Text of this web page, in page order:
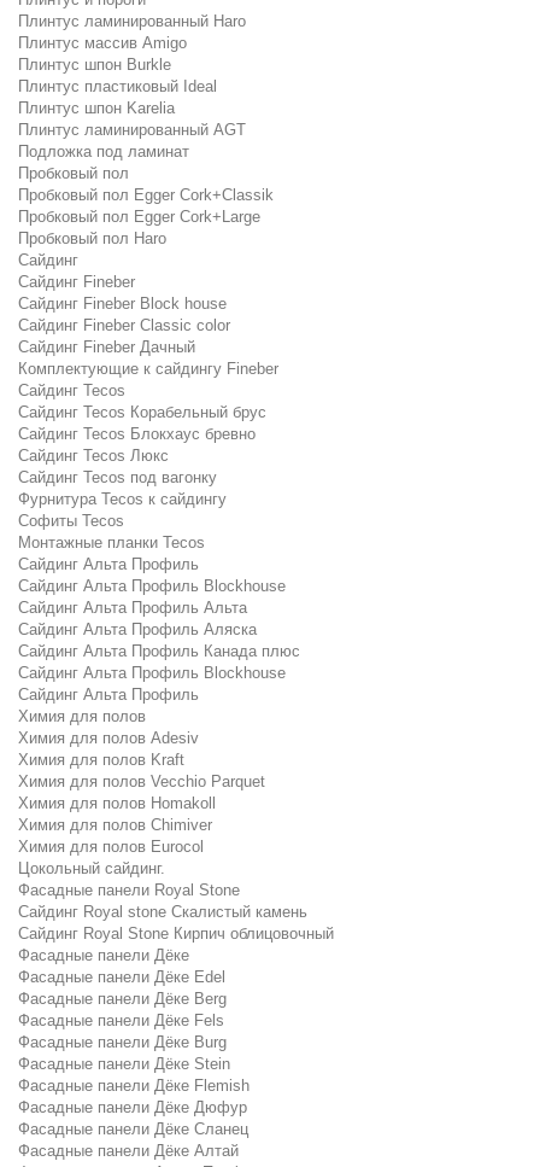
Плинтус ламинированный Haro
Плинтус массив Amigo
Плинтус шпон Burkle
Плинтус пластиковый Ideal
Плинтус шпон Karelia
Плинтус ламинированный AGT
Подложка под ламинат
Пробковый пол
Пробковый пол Egger Cork+Classik
Пробковый пол Egger Cork+Large
Пробковый пол Haro
Сайдинг
Сайдинг Fineber
Сайдинг Fineber Block house
Сайдинг Fineber Classic color
Сайдинг Fineber Дачный
Комплектующие к сайдингу Fineber
Сайдинг Tecos
Сайдинг Tecos Корабельный брус
Сайдинг Tecos Блокхаус бревно
Сайдинг Tecos Люкс
Сайдинг Tecos под вагонку
Фурнитура Tecos к сайдингу
Софиты Tecos
Монтажные планки Tecos
Сайдинг Альта Профиль
Сайдинг Альта Профиль Blockhouse
Сайдинг Альта Профиль Альта
Сайдинг Альта Профиль Аляска
Сайдинг Альта Профиль Канада плюс
Сайдинг Альта Профиль Blockhouse
Сайдинг Альта Профиль
Химия для полов
Химия для полов Adesiv
Химия для полов Kraft
Химия для полов Vecchio Parquet
Химия для полов Homakoll
Химия для полов Chimiver
Химия для полов Eurocol
Цокольный сайдинг.
Фасадные панели Royal Stone
Сайдинг Royal stone Скалистый камень
Сайдинг Royal Stone Кирпич облицовочный
Фасадные панели Дёке
Фасадные панели Дёке Edel
Фасадные панели Дёке Berg
Фасадные панели Дёке Fels
Фасадные панели Дёке Burg
Фасадные панели Дёке Stein
Фасадные панели Дёке Flemish
Фасадные панели Дёке Дюфур
Фасадные панели Дёке Сланец
Фасадные панели Дёке Алтай